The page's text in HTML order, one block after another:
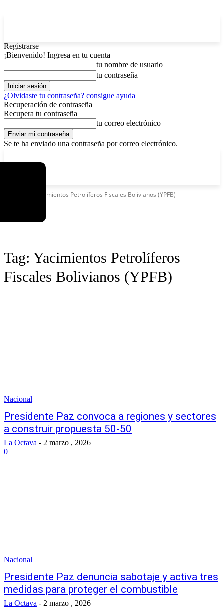
Registrarse
¡Bienvenido! Ingresa en tu cuenta
tu nombre de usuario
tu contraseña
¿Olvidaste tu contraseña? consigue ayuda
Recuperación de contraseña
Recupera tu contraseña
tu correo electrónico
Se te ha enviado una contraseña por correo electrónico.
Yacimientos Petrolíferos Fiscales Bolivianos (YPFB)
Tag: Yacimientos Petrolíferos
Fiscales Bolivianos (YPFB)
Nacional
Presidente Paz convoca a regiones y sectores
a construir propuesta 50-50
La Octava - 2 marzo , 2026
0
Nacional
Presidente Paz denuncia sabotaje y activa tres
medidas para proteger el combustible
La Octava - 2 marzo , 2026